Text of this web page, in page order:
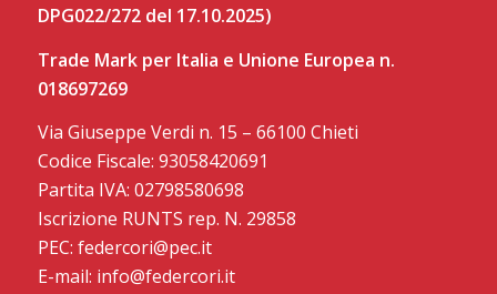
DPG022/272 del 17.10.2025)
Trade Mark per Italia e Unione Europea n.
018697269
Via Giuseppe Verdi n. 15 – 66100 Chieti
Codice Fiscale: 93058420691
Partita IVA: 02798580698
Iscrizione RUNTS rep. N. 29858
PEC: federcori@pec.it
E-mail: info@federcori.it